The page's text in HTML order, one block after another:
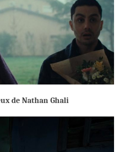
de Nathan Ghali